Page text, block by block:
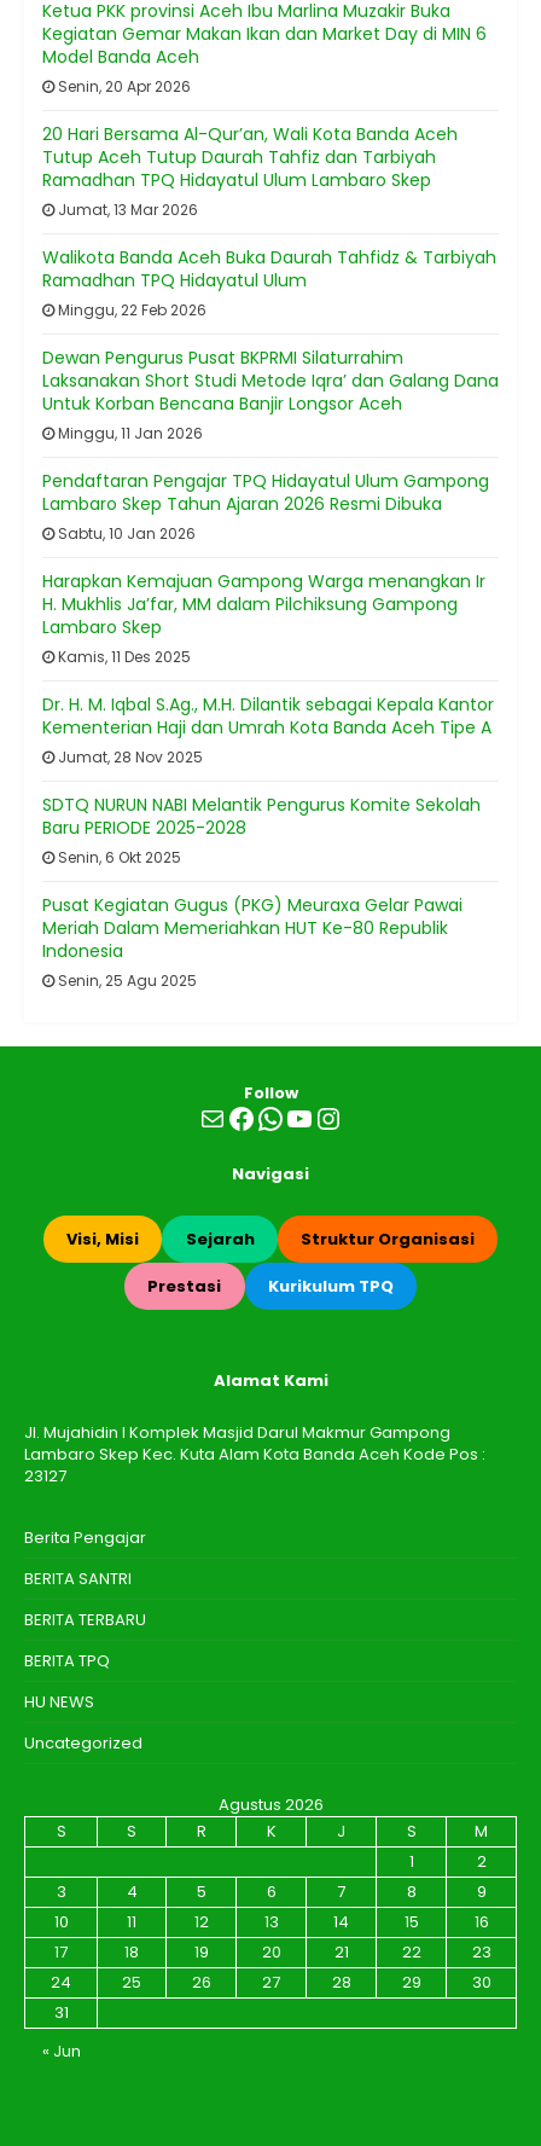
Ketua PKK provinsi Aceh Ibu Marlina Muzakir Buka
Kegiatan Gemar Makan Ikan dan Market Day di MIN 6
Model Banda Aceh
Senin, 20 Apr 2026
20 Hari Bersama Al-Qur’an, Wali Kota Banda Aceh
Tutup Aceh Tutup Daurah Tahfiz dan Tarbiyah
Ramadhan TPQ Hidayatul Ulum Lambaro Skep
Jumat, 13 Mar 2026
Walikota Banda Aceh Buka Daurah Tahfidz & Tarbiyah
Ramadhan TPQ Hidayatul Ulum
Minggu, 22 Feb 2026
Dewan Pengurus Pusat BKPRMI Silaturrahim
Laksanakan Short Studi Metode Iqra’ dan Galang Dana
Untuk Korban Bencana Banjir Longsor Aceh
Minggu, 11 Jan 2026
Pendaftaran Pengajar TPQ Hidayatul Ulum Gampong
Lambaro Skep Tahun Ajaran 2026 Resmi Dibuka
Sabtu, 10 Jan 2026
Harapkan Kemajuan Gampong Warga menangkan Ir
H. Mukhlis Ja’far, MM dalam Pilchiksung Gampong
Lambaro Skep
Kamis, 11 Des 2025
Dr. H. M. Iqbal S.Ag., M.H. Dilantik sebagai Kepala Kantor
Kementerian Haji dan Umrah Kota Banda Aceh Tipe A
Jumat, 28 Nov 2025
SDTQ NURUN NABI Melantik Pengurus Komite Sekolah
Baru PERIODE 2025-2028
Senin, 6 Okt 2025
Pusat Kegiatan Gugus (PKG) Meuraxa Gelar Pawai
Meriah Dalam Memeriahkan HUT Ke-80 Republik
Indonesia
Senin, 25 Agu 2025
Follow
MailFacebook
WhatsApp
YouTube
Instagram
Navigasi
Visi, Misi Sejarah Struktur Organisasi
Prestasi Kurikulum TPQ
Alamat Kami
Jl. Mujahidin I Komplek Masjid Darul Makmur Gampong
Lambaro Skep Kec. Kuta Alam Kota Banda Aceh Kode Pos :
23127
Berita Pengajar
BERITA SANTRI
BERITA TERBARU
BERITA TPQ
HU NEWS
Uncategorized
Agustus 2026
S
S R K J S
M
1
2
3
4 5 6 7 8
9
10
11 12 13 14 15
16
17
18 19 20 21 22
23
24
25 26 27 28 29
30
31
« Jun